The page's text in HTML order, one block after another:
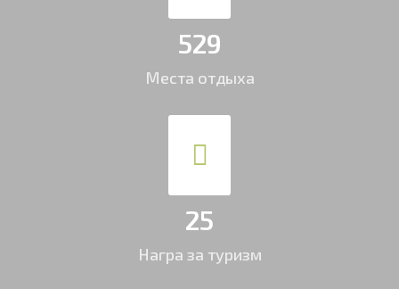
529
Места отдыха
25
Награ за туризм